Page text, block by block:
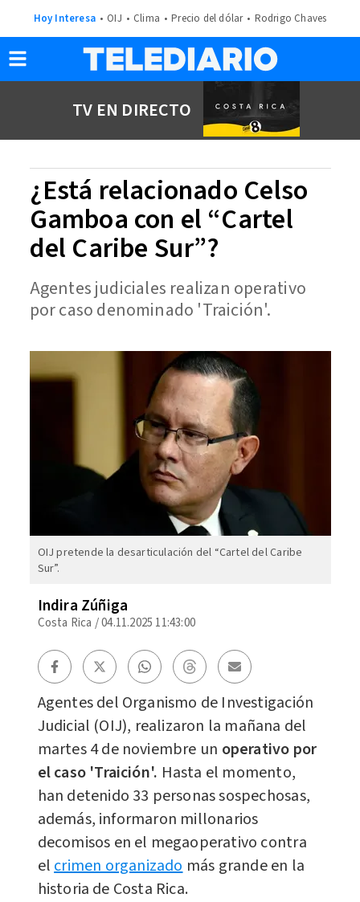
Hoy Interesa OIJ Clima Precio del dólar Rodrigo Chaves
TV EN DIRECTO
¿Está relacionado Celso
Gamboa con el “Cartel
del Caribe Sur”?
Agentes judiciales realizan operativo
por caso denominado 'Traición'.
OIJ pretende la desarticulación del “Cartel del Caribe
Sur”.
Indira Zúñiga
Costa Rica /04.11.2025 11:43:00
Agentes del Organismo de Investigación
Judicial (OIJ), realizaron la mañana del
martes 4 de noviembre un operativo por
el caso 'Traición'. Hasta el momento,
han detenido 33 personas sospechosas,
además, informaron millonarios
decomisos en el megaoperativo contra
el crimen organizado más grande en la
historia de Costa Rica.